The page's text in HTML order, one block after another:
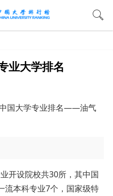
业大学排名
国大学专业排名——油气
开设院校共30所，其中国
流本科专业7个，国家级特